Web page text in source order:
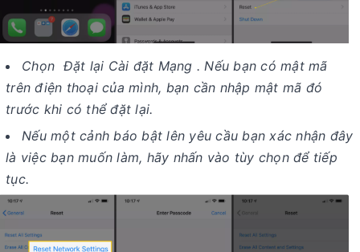
Chọn Đặt lại Cài đặt Mạng . Nếu bạn có mật mã
trên điện thoại của mình, bạn cần nhập mật mã đó
trước khi có thể đặt lại.
Nếu một cảnh báo bật lên yêu cầu bạn xác nhận đây
là việc bạn muốn làm, hãy nhấn vào tùy chọn để tiếp
tục.